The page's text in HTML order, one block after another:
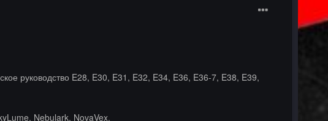
руководство E28, E30, E31, E32, E34, E36, E36-7, E38, E39,
Nebulark, NovaVex.